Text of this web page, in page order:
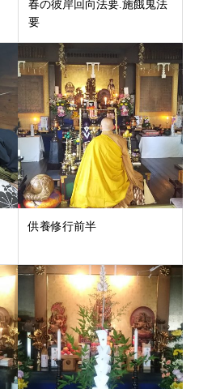
春の彼岸回向法要.施餓鬼法
要
供養修行前半